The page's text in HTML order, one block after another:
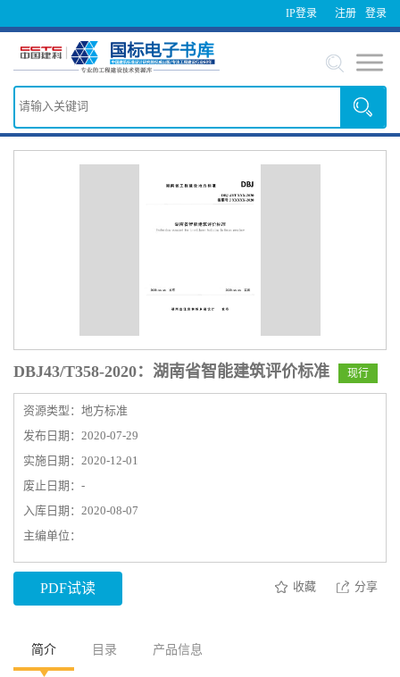
IP登录 登录
注册
DBJ43/T358-2020：湖南省智能建筑评价标准 现行
资源类型：地方标准
发布日期：2020-07-29
实施日期：2020-12-01
废止日期：-
入库日期：2020-08-07
主编单位：
PDF试读 收藏 分享
简介 目录 产品信息